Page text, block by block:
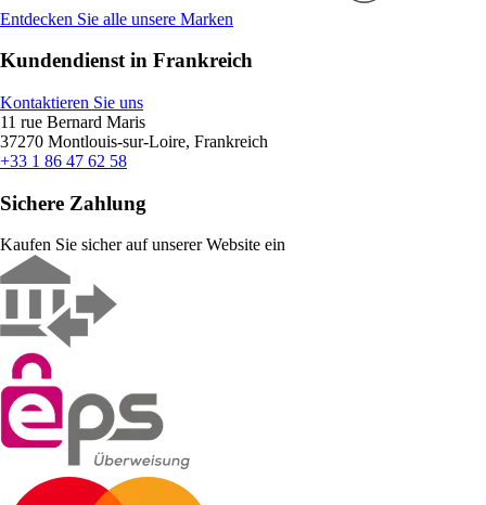
Entdecken Sie alle unsere Marken
Kundendienst in Frankreich
Kontaktieren Sie uns
11 rue Bernard Maris
37270 Montlouis-sur-Loire, Frankreich
+33 1 86 47 62 58
Sichere Zahlung
Kaufen Sie sicher auf unserer Website ein